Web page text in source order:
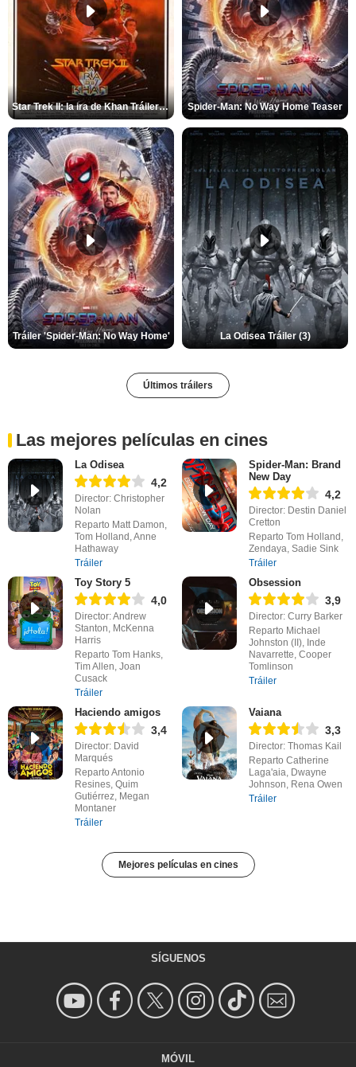
Star Trek II: la ira de Khan Tráiler VO Spider-Man: No Way Home Teaser
Tráiler 'Spider-Man: No Way Home' La Odisea Tráiler (3)
Últimos tráilers
Las mejores películas en cines
La Odisea
4,2
Director: Christopher
Nolan
Reparto Matt Damon,
Tom Holland, Anne
Hathaway
Tráiler
Spider-Man: Brand
New Day
4,2
Director: Destin Daniel
Cretton
Reparto Tom Holland,
Zendaya, Sadie Sink
Tráiler
Toy Story 5
4,0
Director: Andrew
Stanton, McKenna
Harris
Reparto Tom Hanks,
Tim Allen, Joan
Cusack
Tráiler
Obsession
3,9
Director: Curry Barker
Reparto Michael
Johnston (II), Inde
Navarrette, Cooper
Tomlinson
Tráiler
Haciendo amigos
3,4
Director: David
Marqués
Reparto Antonio
Resines, Quim
Gutiérrez, Megan
Montaner
Tráiler
Vaiana
3,3
Director: Thomas Kail
Reparto Catherine
Laga'aia, Dwayne
Johnson, Rena Owen
Tráiler
Mejores películas en cines
SÍGUENOS
MÓVIL